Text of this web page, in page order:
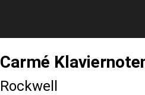
Carmé
Rockwell